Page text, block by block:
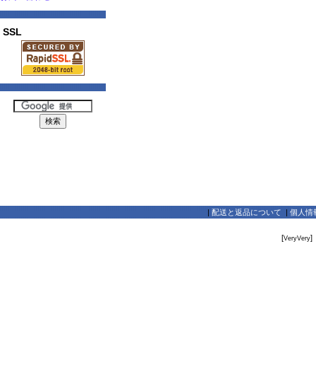
SSL
配送と返品について 個人情
[VeryVery]